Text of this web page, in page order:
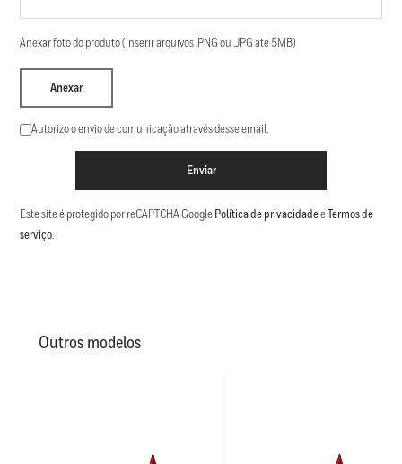
Anexar foto do produto (Inserir arquivos .PNG ou .JPG até 5MB)
Anexar
Autorizo o envio de comunicação através desse email.
Enviar
Este site é protegido por reCAPTCHA Google Política de privacidadee Termos de
serviço.
Outros modelos